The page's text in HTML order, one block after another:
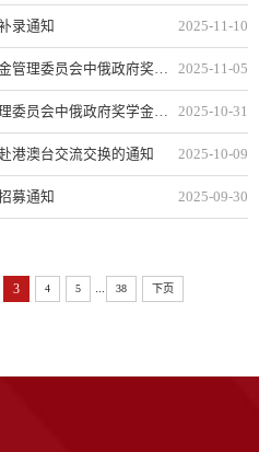
2025-11-10
录通知
2025-11-05
项目联合培养硕士研究生候选人员名单公示
2025-10-31
学金项目联合培养硕士研究生的通知
2025-10-09
港澳台交流交换的通知
2025-09-30
募通知
3 4 5 ... 38 下页